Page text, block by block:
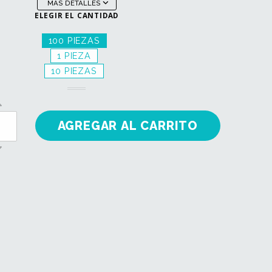
MÁS DETALLES
ELEGIR EL CANTIDAD
100 PIEZAS
1 PIEZA
10 PIEZAS